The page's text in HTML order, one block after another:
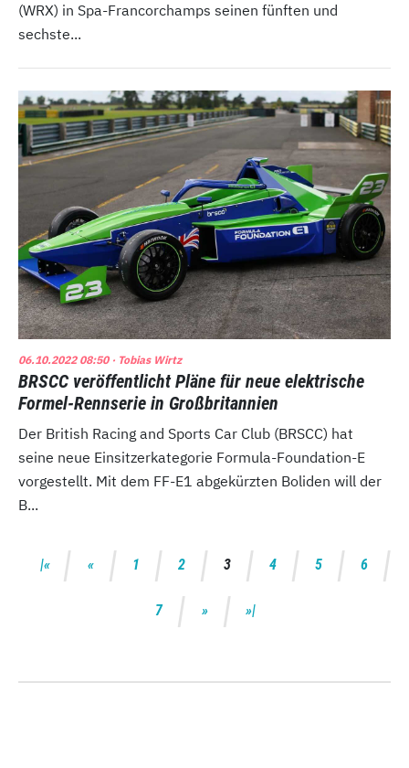
(WRX) in Spa-Francorchamps seinen fünften und
sechste...
06.10.2022 08:50· Tobias Wirtz
BRSCC veröffentlicht Pläne für neue elektrische
Formel-Rennserie in Großbritannien
Der British Racing and Sports Car Club (BRSCC) hat
seine neue Einsitzerkategorie Formula-Foundation-E
vorgestellt. Mit dem FF-E1 abgekürzten Boliden will der
B...
1 2 3 4 5 6
7